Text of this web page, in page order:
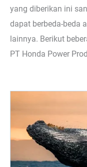
yang diberikan ini
dapat berbeda-beda
lainnya. Berikut
PT Honda Power